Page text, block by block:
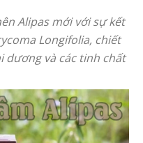
Alipas mới với sự kết
Longifolia, chiết
dương và các tinh chất